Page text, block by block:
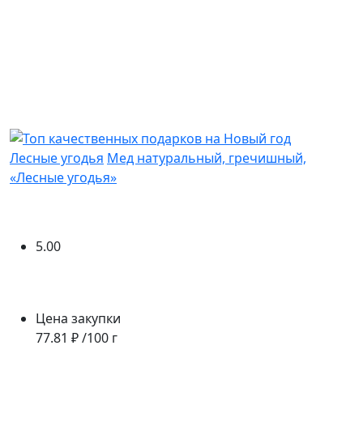
Лесные угодья Мед натуральный, гречишный,
«Лесные угодья»
5.00
Цена закупки
77.81 ₽ /100 г